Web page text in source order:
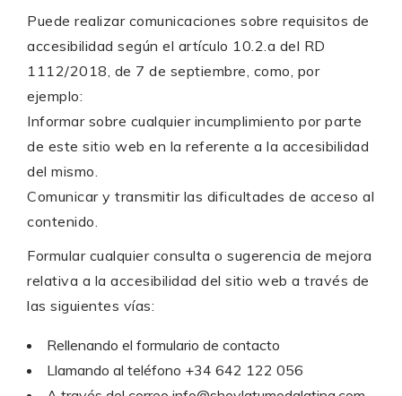
Puede realizar comunicaciones sobre requisitos de
accesibilidad según el artículo 10.2.a del RD
1112/2018, de 7 de septiembre, como, por
ejemplo:
Informar sobre cualquier incumplimiento por parte
de este sitio web en la referente a la accesibilidad
del mismo.
Comunicar y transmitir las dificultades de acceso al
contenido.
Formular cualquier consulta o sugerencia de mejora
relativa a la accesibilidad del sitio web a través de
las siguientes vías:
Rellenando el formulario de contacto
Llamando al teléfono +34 642 122 056